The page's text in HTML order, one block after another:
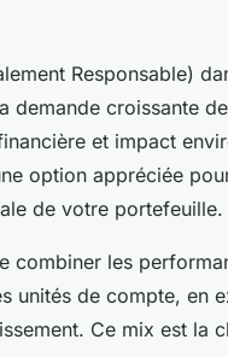
Responsable)
demande croissante
et impact
option appréciée
de votre portefeuille.
combiner les
unités de compte, en
Ce mix est la